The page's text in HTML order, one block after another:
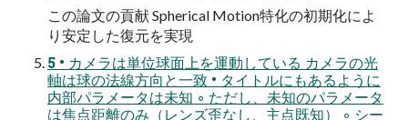
この論文の貢献 Spherical Motion特化の初期化によ
り安定した復元を実現
5 • カメラは単位球面上を運動している カメラの光
軸は球の法線方向と一致 • タイトルにもあるように
内部パラメータは未知 ◦ ただし、未知のパラメータ
は焦点距離のみ（レンズ歪なし、主点既知） ◦ シー